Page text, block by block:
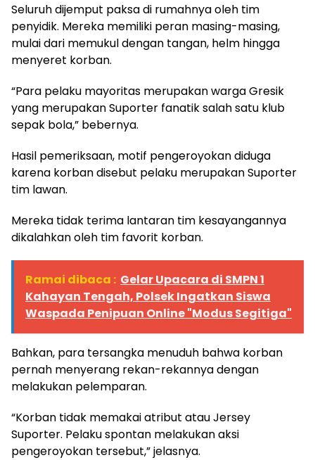
Seluruh dijemput paksa di rumahnya oleh tim
penyidik. Mereka memiliki peran masing-masing,
mulai dari memukul dengan tangan, helm hingga
menyeret korban.
“Para pelaku mayoritas merupakan warga Gresik
yang merupakan Suporter fanatik salah satu klub
sepak bola,” bebernya.
Hasil pemeriksaan, motif pengeroyokan diduga
karena korban disebut pelaku merupakan Suporter
tim lawan.
Mereka tidak terima lantaran tim kesayangannya
dikalahkan oleh tim favorit korban.
Ramai dibaca : Gelar Upacara di SMPN 1
Kahayan Tengah, Polsek Ingatkan Siswa
Waspada Penipuan Online "Modus Segitiga"
Bahkan, para tersangka menuduh bahwa korban
pernah menyerang rekan-rekannya dengan
melakukan pelemparan.
“Korban tidak memakai atribut atau Jersey
Suporter. Pelaku spontan melakukan aksi
pengeroyokan tersebut,” jelasnya.